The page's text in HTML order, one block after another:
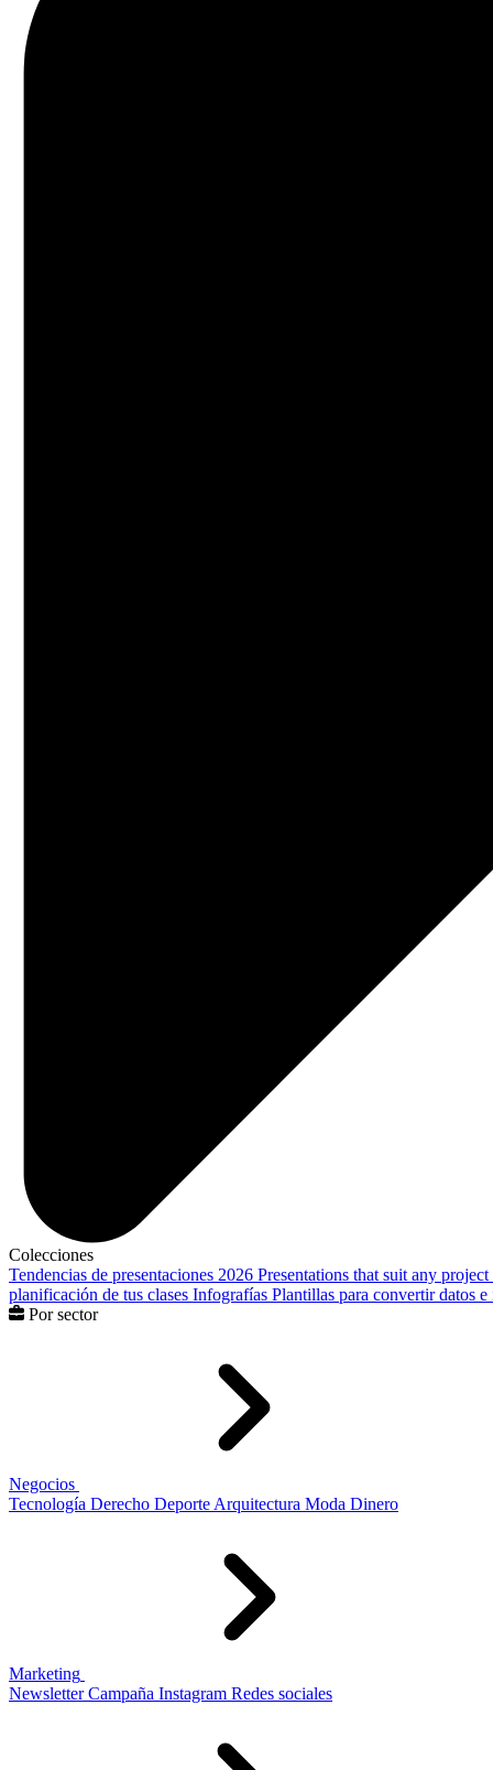
Colecciones
Tendencias de presentaciones 2026 Presentations that suit any project
planificación de tus clases Infografías Plantillas para convertir datos
Por sector
Negocios
Tecnología Derecho Deporte Arquitectura Moda Dinero
Marketing
Newsletter Campaña Instagram Redes sociales